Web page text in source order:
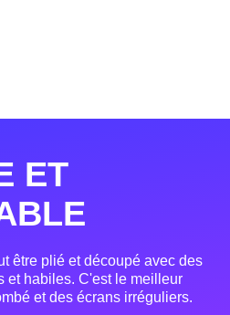
ET
être plié et découpé avec des
et habiles. C'est le meilleur
et des écrans irréguliers.